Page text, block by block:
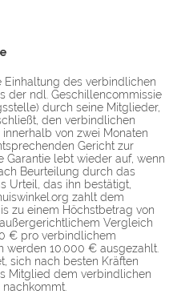
Einhaltung des verbindlichen
der ndl. Geschillencommissie
durch seine Mitglieder,
den verbindlichen
von zwei Monaten
Gericht zur
Garantie lebt wieder auf, wenn
Beurteilung durch das
Urteil, das ihn bestätigt,
zahlt dem
zu einem Höchstbetrag von
Vergleich
€ pro verbindlichem
werden 10.000 € ausgezahlt.
sich nach besten Kräften
Mitglied dem verbindlichen